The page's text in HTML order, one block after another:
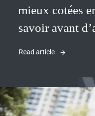
mieux cotées
savoir avant
Read article